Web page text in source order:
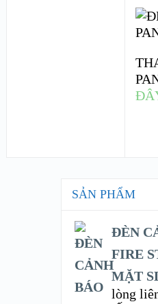
SẢN PHẨM
ĐÈN
FIRE
MẶT
lòng